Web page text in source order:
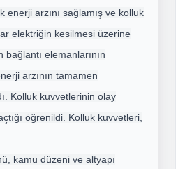
enerji arzını sağlamış ve kolluk
elektriğin kesilmesi üzerine
elemanlarının
arzının tamamen
Kolluk kuvvetlerinin olay
öğrenildi. Kolluk kuvvetleri,
kamu düzeni ve altyapı